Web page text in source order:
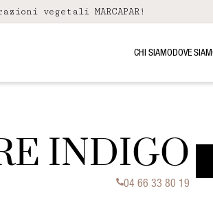
vegetali MARCAPAR!
CHI SIAMO DOVE
INDIGO
04 66 33 80 19